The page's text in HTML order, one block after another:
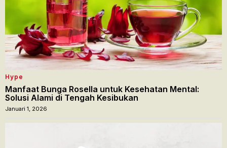
Hype
Manfaat Bunga Rosella untuk Kesehatan Mental:
Solusi Alami di Tengah Kesibukan
Januari 1, 2026